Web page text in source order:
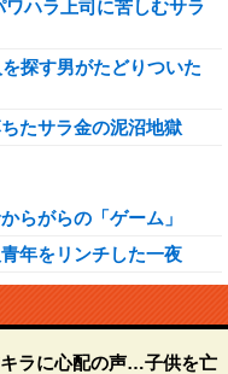
ハラ上司に苦しむサラ
探す男がたどりついた
たサラ金の泥沼地獄
らがらの「ゲーム」
年をリンチした一夜
ラに心配の声…子供を亡